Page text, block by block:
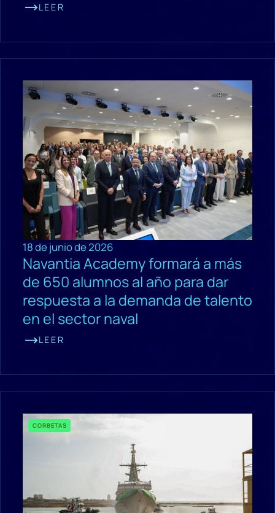
LEER
18 de junio de 2026
Navantia Academy formará a más
de 650 alumnos al año para dar
respuesta a la demanda de talento
en el sector naval
LEER
CORBETAS